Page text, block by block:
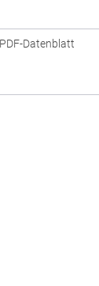
PDF-Datenblatt